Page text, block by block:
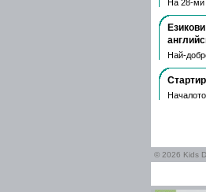
На 28-ми
Най-
© 2026 Kids